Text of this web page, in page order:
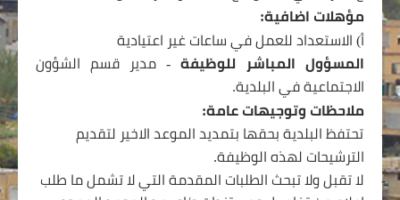
مؤهلات اضافية:
أ) الاستعداد للعمل في ساعات غير اعتيادية
المسؤول المباشر للوظيفة - مدير قسم الشؤون
الاجتماعية في البلدية.
ملاحظات وتوجيهات عامة:
-
تحتفظ البلدية بحقها بتمديد الموعد الاخير لتقديم
الترشيحات لهذه الوظيفة.
-
لا تقبل ولا تبحث الطلبات المقدمة التي لا تشمل ما طلب